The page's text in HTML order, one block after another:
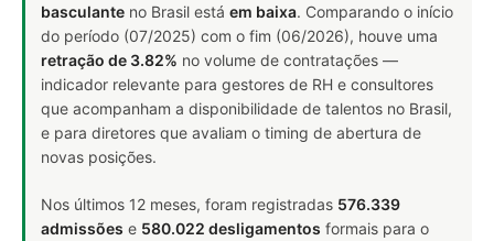
basculante no Brasil está em baixa. Comparando o início
do período (07/2025) com o fim (06/2026), houve uma
retração de 3.82% no volume de contratações —
indicador relevante para gestores de RH e consultores
que acompanham a disponibilidade de talentos no Brasil,
e para diretores que avaliam o timing de abertura de
novas posições.
Nos últimos 12 meses, foram registradas 576.339
admissões e 580.022 desligamentos formais para o